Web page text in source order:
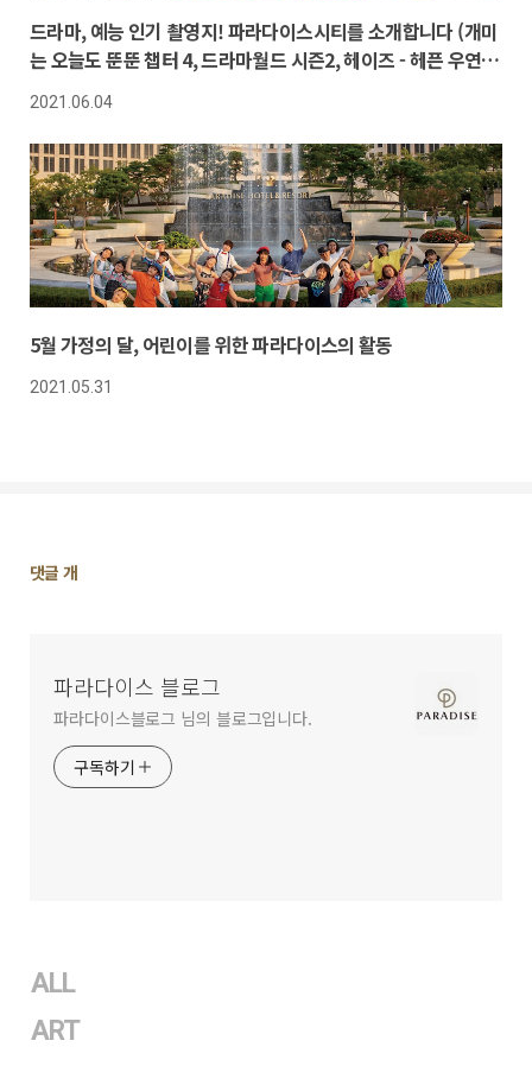
드라마, 예능 인기 촬영지! 파라다이스시티를 소개합니다 (개미
는 오늘도 뚠뚠 챕터 4, 드라마월드 시즌2, 헤이즈 - 헤픈 우연
라이브)
2021.06.04
5월 가정의 달, 어린이를 위한 파라다이스의 활동
2021.05.31
댓
댓글개
파라다이스 블로그
파라다이스블로그 님의 블로그입니다.
구독하기
ALL
ART